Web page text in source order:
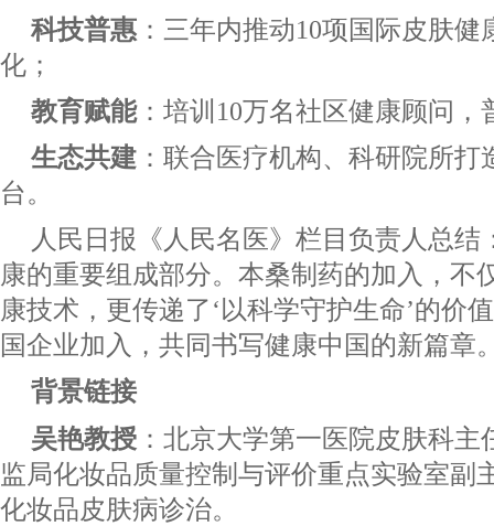
科技普惠 ：三年内推动10项国际皮肤
化；
教育赋能：培训10万名社区健康顾问，
生态共建 ：联合医疗机构、科研院所打
台。
人民日报《人民名医》栏目负责人总结
康的重要组成部分。本桑制药的加入，不
康技术，更传递了‘以科学守护生命’的价
国企业加入，共同书写健康中国的新篇章
背景链接
吴艳教授 ：北京大学第一医院皮肤科
监局化妆品质量控制与评价重点实验室副
化妆品皮肤病诊治。